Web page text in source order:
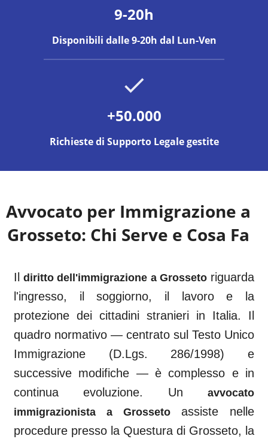
9-20h
Disponibili dalle 9-20h dal Lun-Ven
+50.000
Richieste di Supporto Legale gestite
Avvocato per Immigrazione a
Grosseto: Chi Serve e Cosa Fa
Il diritto dell'immigrazione a Grosseto riguarda
l'ingresso, il soggiorno, il lavoro e la
protezione dei cittadini stranieri in Italia. Il
quadro normativo — centrato sul Testo Unico
Immigrazione (D.Lgs. 286/1998) e
successive modifiche — è complesso e in
continua evoluzione. Un
avvocato
immigrazionista a Grosseto
assiste nelle
procedure presso la Questura di Grosseto, la